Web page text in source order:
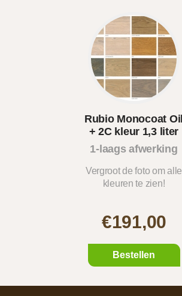
Rubio Monocoat Oil
+ 2C kleur 1,3 liter
1-laags afwerking
Vergroot de foto om alle
kleuren te zien!
€191,00
Bestellen